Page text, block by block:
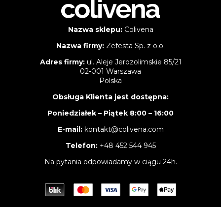
Nazwa sklepu:Colivena
Nazwa firmy: Zefesta Sp. z o.o.
Adres firmy:ul. Aleje Jerozolimskie 85/21
02-001 Warszawa
Polska
Obsługa Klienta jest dostępna:
Poniedziałek – Piątek 8:00 – 16:00
E-mail:kontakt@colivena.com
Telefon:+48 452 544 945
Na pytania odpowiadamy w ciągu 24h.